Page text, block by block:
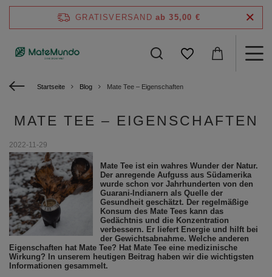
GRATISVERSAND ab 35,00 €
Startseite Blog Mate Tee – Eigenschaften
MATE TEE – EIGENSCHAFTEN
2022-11-29
Mate Tee ist ein wahres Wunder der Natur.
Der anregende Aufguss aus Südamerika
wurde schon vor Jahrhunderten von den
Guarani-Indianern als Quelle der
Gesundheit geschätzt. Der regelmäßige
Konsum des Mate Tees kann das
Gedächtnis und die Konzentration
verbessern. Er liefert Energie und hilft bei
der Gewichtsabnahme. Welche anderen
Eigenschaften hat Mate Tee? Hat Mate Tee eine medizinische
Wirkung? In unserem heutigen Beitrag haben wir die wichtigsten
Informationen gesammelt.